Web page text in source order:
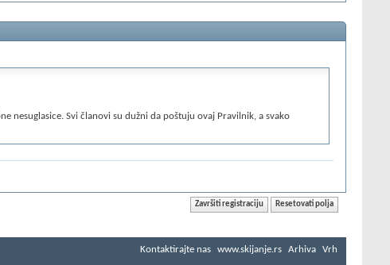
nesuglasice. Svi članovi su dužni da poštuju ovaj Pravilnik, a svako
navedena ispod:
Ukoliko se član registruje više puta, svi dupli nalozi će mu biti
opterećivao server.
odgovarajući naslov, kao i forum koji je najprikladniji za tu temu. U
Poruke koje krše ova pravila biće izmenjene/obrisane od strane
Kontaktirajte nas www.skijanje.rs Arhiva Vrh